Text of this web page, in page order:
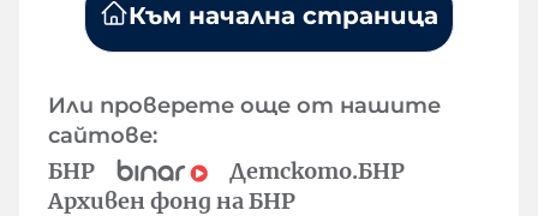
Към начална страница
Или проверете още от нашите
сайтове:
БНР
Детското.БНР
Архивен фонд на БНР